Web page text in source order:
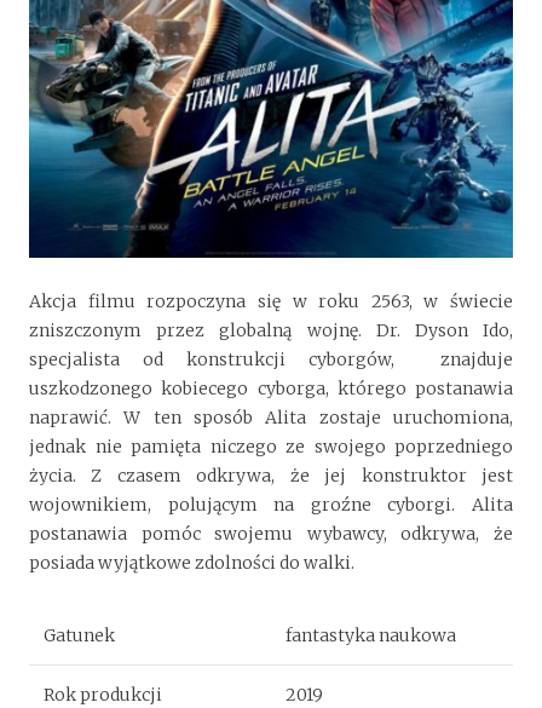
Akcja filmu rozpoczyna się w roku 2563, w świecie
zniszczonym przez globalną wojnę. Dr. Dyson Ido,
specjalista od konstrukcji cyborgów, znajduje
uszkodzonego kobiecego cyborga, którego postanawia
naprawić. W ten sposób Alita zostaje uruchomiona,
jednak nie pamięta niczego ze swojego poprzedniego
życia. Z czasem odkrywa, że jej konstruktor jest
wojownikiem, polującym na groźne cyborgi. Alita
postanawia pomóc swojemu wybawcy, odkrywa, że
posiada wyjątkowe zdolności do walki.
Gatunek fantastyka naukowa
Rok produkcji 2019